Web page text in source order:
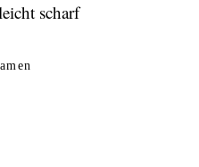
scharf